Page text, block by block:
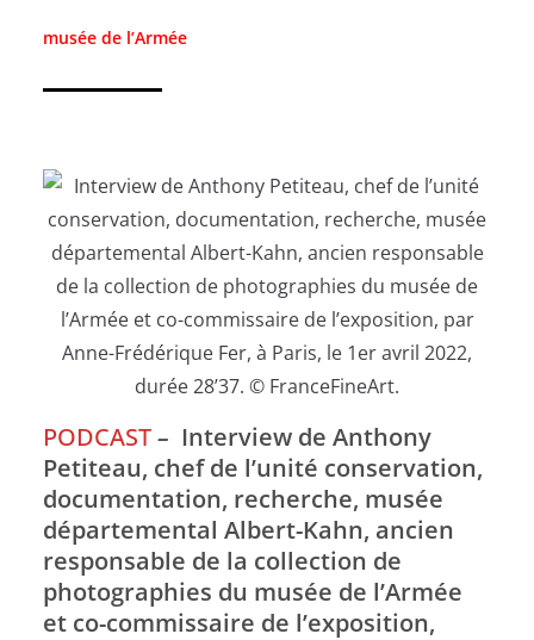
musée de l’Armée
PODCAST– Interview de Anthony
Petiteau, chef de l’unité conservation,
documentation, recherche, musée
départemental Albert-Kahn, ancien
responsable de la collection de
photographies du musée de l’Armée
et co-commissaire de l’exposition,